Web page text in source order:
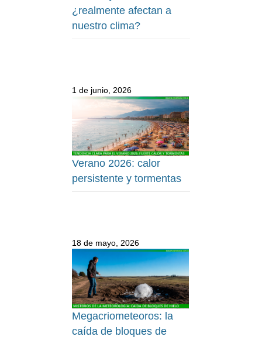
¿realmente afectan a
nuestro clima?
1 de junio, 2026
Verano 2026: calor
persistente y tormentas
18 de mayo, 2026
Megacriometeoros: la
caída de bloques de